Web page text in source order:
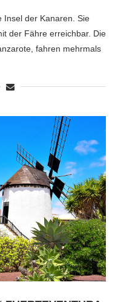
Insel der Kanaren. Sie
der Fähre erreichbar. Die
fahren mehrmals